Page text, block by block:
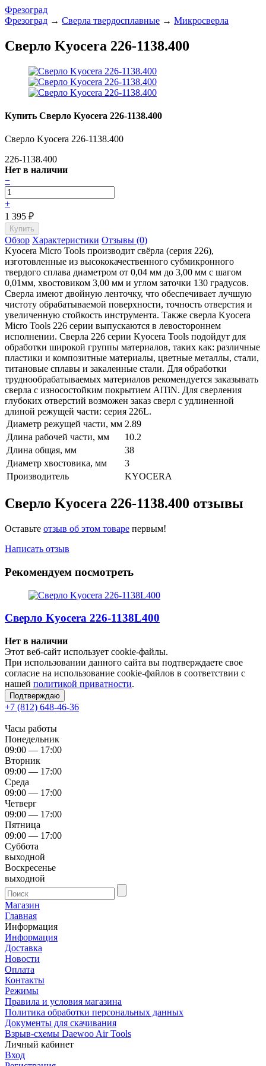
Фрезоград
Фрезоград → Сверла твердосплавные → Микросверла
Сверло Kyocera 226-1138.400
Купить Сверло Kyocera 226-1138.400
Сверло Kyocera 226-1138.400
226-1138.400
Нет в наличии
−
+
1 395 ₽
Обзор Характеристики Отзывы (0)
Kyocera Micro Tools производит свёрла (серия 226),
изготовленные из высококачественного субмикронного
твердого сплава диаметром от 0,04 мм до 3,00 мм с шагом
0,01мм, хвостовиком 3,00 мм и углом заточки 130 градусов.
Сверла имеют двойную ленточку, что обеспечивает лучшую
чистоту обрабатываемой поверхности, точность отверстия и
увеличенную стойкость инструмента. Также сверла Kyocera
Micro Tools 226 серии выпускаются в левостороннем
исполнении. Сверла 226 серии Kyocera Tools подойдут для
обработки широкой группы материалов, таких как: различные
пластики и композитные материалы, цветные металлы, стали,
титановые сплавы и закаленные стали. Для обработки
труднообрабатываемых материалов рекомендуется заказывать
сверла с износостойким покрытием AlTiN. Для сверления
глубоких отверстий возможен заказ сверл с удлиненной
длиной режущей части: серия 226L.
Диаметр режущей части, мм 2.89
Длина рабочей части, мм
10.2
Длина общая, мм
38
Диаметр хвостовика, мм
3
Производитель
KYOCERA
Сверло Kyocera 226-1138.400 отзывы
Оставьте отзыв об этом товаре первым!
Написать отзыв
Рекомендуем посмотреть
Сверло Kyocera 226-1138L400
Нет в наличии
Этот веб-сайт использует cookie-файлы.
При использовании данного сайта вы подтверждаете свое
согласие на использование cookie-файлов в соответствии с
нашей политикой приватности.
Подтверждаю
+7 (812) 648-46-36
Часы работы
Понедельник
09:00 — 17:00
Вторник
09:00 — 17:00
Среда
09:00 — 17:00
Четверг
09:00 — 17:00
Пятница
09:00 — 17:00
Суббота
выходной
Воскресенье
выходной
Магазин
Главная
Информация
Информация
Доставка
Новости
Оплата
Контакты
Режимы
Правила и условия магазина
Политика обработки персональных данных
Документы для скачивания
Взрыв-схемы Daewoo Air Tools
Личный кабинет
Вход